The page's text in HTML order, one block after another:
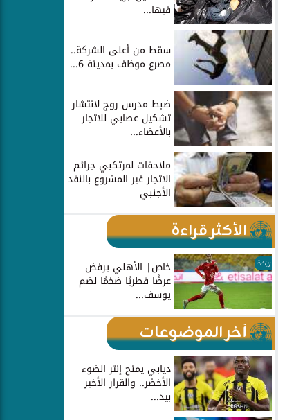
فيها...
سقط من أعلى الشركة..
مصرع موظف بمدينة 6...
ضبط مدرس روج لانتشار
تشكيل عصابي للاتجار
بالأعضاء...
ملاحقات لمرتكبي جرائم
الاتجار غير المشروع بالنقد
الأجنبي
الأكثر قراءة
رياضة خاص| الأهلي يرفض
عرضًا قطريًا ضخمًا لضم
يوسف...
آخر الموضوعات
ديابي يمنح إنتر الضوء
الأخضر.. والقرار الأخير
بيد...